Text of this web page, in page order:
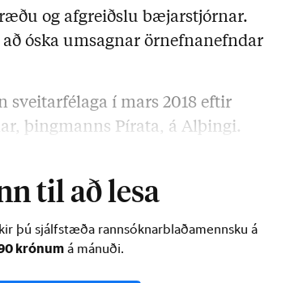
og afgreiðslu bæjarstjórnar.
óska umsagnar örnefnanefndar
í mars 2018 eftir
þingmanns Pírata, á Alþingi.
til að lesa
þú sjálfstæða rannsóknarblaðamennsku á
krónum á mánuði.